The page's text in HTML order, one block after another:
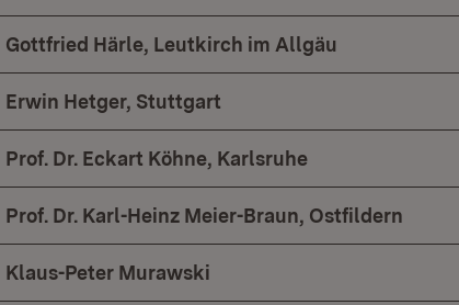
Gottfried Härle, Leutkirch im Allgäu
Erwin Hetger, Stuttgart
Prof. Dr. Eckart Köhne, Karlsruhe
Prof. Dr. Karl-Heinz Meier-Braun, Ostfildern
Klaus-Peter Murawski